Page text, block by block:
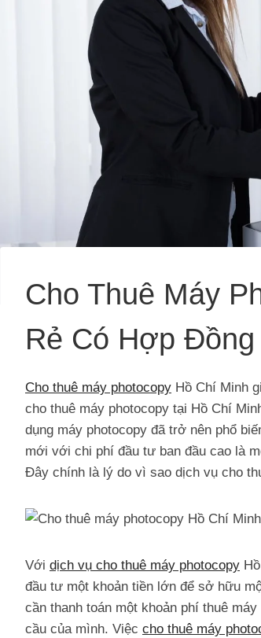
Cho Thuê Máy
Rẻ Có Hợp Đồng
Cho thuê máy photocopy Hồ Chí Minh
cho thuê máy photocopy tại Hồ Chí
dụng máy photocopy đã trở nên phổ
mới với chi phí đầu tư ban đầu cao là
Đây chính là lý do vì sao dịch vụ cho
Với dịch vụ cho thuê máy photocopy
đầu tư một khoản tiền lớn để sở hữu
cần thanh toán một khoản phí thuê
cầu của mình. Việc cho thuê máy